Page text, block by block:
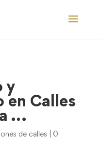
y
en Calles
…
de calles
0